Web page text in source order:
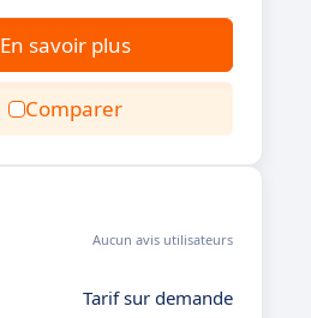
En savoir plus
Comparer
Aucun avis utilisateurs
Tarif sur demande